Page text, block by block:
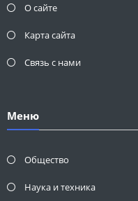
О сайте
Карта сайта
Связь с нами
Меню
Общество
Наука и техника